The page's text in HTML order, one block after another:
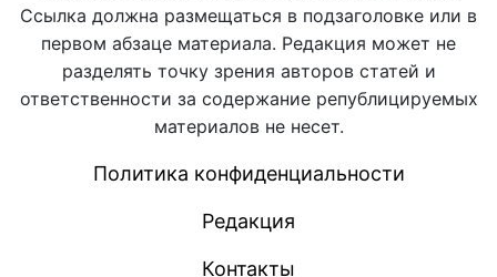
Ссылка должна размещаться в подзаголовке или в
первом абзаце материала. Редакция может не
разделять точку зрения авторов статей и
ответственности за содержание републицируемых
материалов не несет.
Политика конфиденциальности
Редакция
Контакты